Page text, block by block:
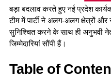
प्रस्तावित आलंबन गांव में कॉटेज और
एक परिवार की तर्ज पर लोगों को
यूनिट में करीब दो महिलाएं, चार बच्चे
जाएगा। इस तरह उन्हें एक परिवार
महिलाओं और बच्चों को रोजमर्रा के
बड़ा बदलाव करते हुए नई प्रदेश
टीम में पार्टी ने अलग-अलग क्षेत्रों और
सुनिश्चित करने के साथ ही अनुभवी
जिम्मेदारियां सौंपी हैं।
Table of